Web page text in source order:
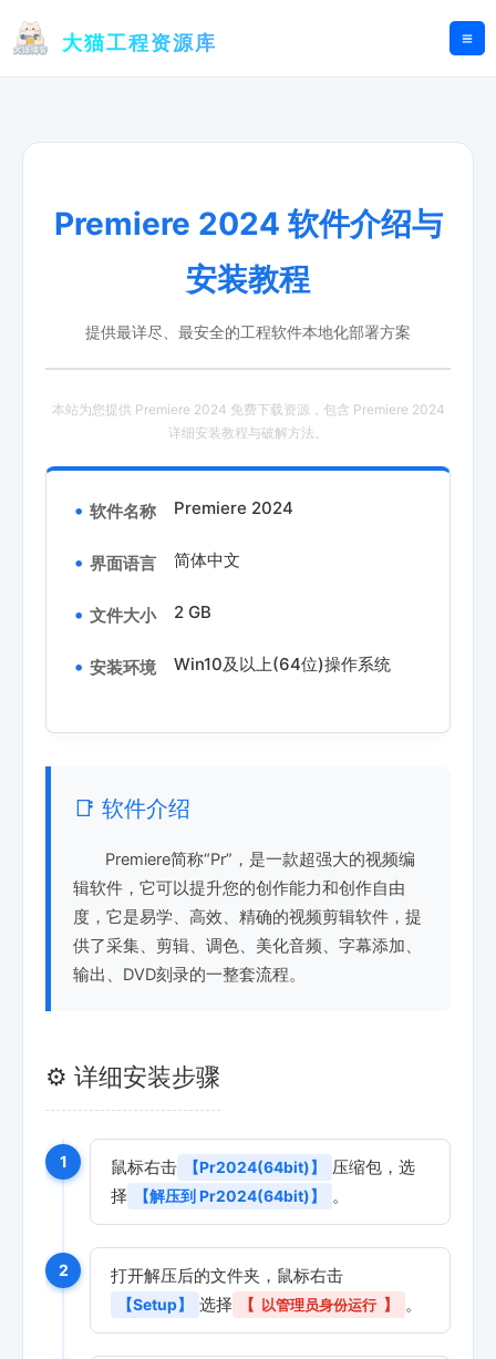
大猫工程资源库
Premiere 2024 软件介绍与
安装教程
提供最详尽、最安全的工程软件本地化部署方案
本站为您提供 Premiere 2024 免费下载资源，包含 Premiere 2024
详细安装教程与破解方法。
软件名称 Premiere 2024
界面语言 简体中文
文件大小 2 GB
安装环境 Win10及以上(64位)操作系统
📑 软件介绍
Premiere简称“Pr”，是一款超强大的视频编
辑软件，它可以提升您的创作能力和创作自由
度，它是易学、高效、精确的视频剪辑软件，提
供了采集、剪辑、调色、美化音频、字幕添加、
输出、DVD刻录的一整套流程。
⚙️ 详细安装步骤
1 鼠标右击 【Pr2024(64bit)】
压缩包，选
择
【解压到 Pr2024(64bit)】 。
2 打开解压后的文件夹，鼠标右击
【Setup】 选择 【 以管理员身份运行 】 。